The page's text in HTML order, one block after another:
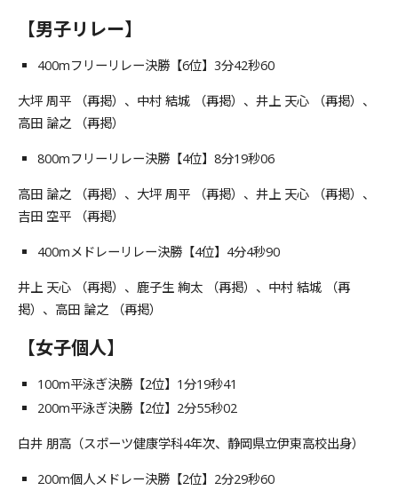
【男子リレー】
400mフリーリレー決勝【6位】3分42秒60
大坪 周平 （再掲）、中村 結城 （再掲）、井上 天心 （再掲）、
高田 論之 （再掲）
800mフリーリレー決勝【4位】8分19秒06
高田 論之 （再掲）、大坪 周平 （再掲）、井上 天心 （再掲）、
吉田 空平 （再掲）
400mメドレーリレー決勝【4位】4分4秒90
井上 天心 （再掲）、鹿子生 絢太 （再掲）、中村 結城 （再
掲）、高田 論之 （再掲）
【女子個人】
100m平泳ぎ決勝【2位】1分19秒41
200m平泳ぎ決勝【2位】2分55秒02
白井 朋高（スポーツ健康学科4年次、静岡県立伊東高校出身）
200m個人メドレー決勝【2位】2分29秒60